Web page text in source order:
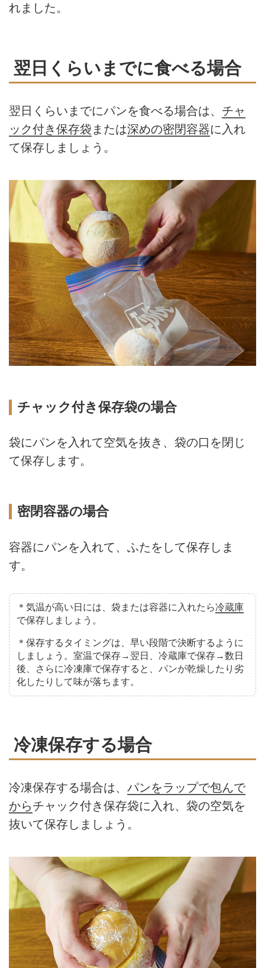
れました。
翌日くらいまでに食べる場合
翌日くらいまでにパンを食べる場合は、 チャ
ック付き保存袋 または深めの密閉容器に入れ
て保存しましょう。
チャック付き保存袋の場合
袋にパンを入れて空気を抜き、袋の口を閉じ
て保存します。
密閉容器の場合
容器にパンを入れて、ふたをして保存しま
す。
＊気温が高い日には、袋または容器に入れたら冷蔵庫
で保存しましょう。
＊保存するタイミングは、早い段階で決断するように
しましょう。室温で保存→翌日、冷蔵庫で保存→数日
後、さらに冷凍庫で保存すると、パンが乾燥したり劣
化したりして味が落ちます。
冷凍保存する場合
冷凍保存する場合は、 パンをラップで包んで
からチャック付き保存袋に入れ、袋の空気を
抜いて保存しましょう。